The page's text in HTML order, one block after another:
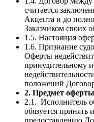
считается
Акцепта и до
Заказчиком своих
1.5. Настоящая
1.6. Признание
Оферты
принудительному
положений
2. Предмет оферты
2.1. Исполнитель
обязуется
предоставлению